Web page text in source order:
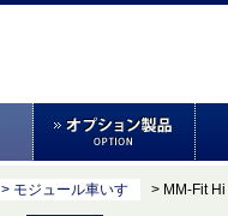
> モジュール車いす > MM-Fit